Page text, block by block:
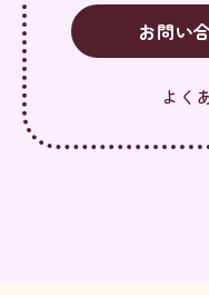
お問い
よく